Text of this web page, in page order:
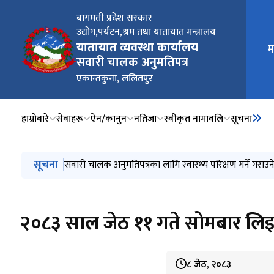
बागमती प्रदेश सरकार
उद्योग,पर्यटन,श्रम तथा यातायात मन्त्रालय
यातायात व्यवस्था कार्यालय
सवारी चालक अनुमतिपत्र
एकान्तकुना, ललितपुर
मुख्य
हाम्रोबारे सेवाहरू ऐन/कानुन नतिजा स्वीकृत नामावलि सूचना
मुख्य नेभिगेसनमा जानुहोस्
सूचना सवारी चालक अनुमतिपत्रका लागि स्वास्थ्य परिक्षण गर्ने
नयाँ EDLVRS प्रणाली मार्फत आंशिक रुपमा सेवा प्रवाह
सवारी चालक अनुमतीपत्र वितरण सम्बन्धी सुचना
सार्वजनिक अनुरोध सम्बन्धमा
२०८३ साल साउन ५ गते लिइने वर्ग (A) Trial परीक्षामा
२०८३ साल जेठ ११ गते सोमबार
८ जेठ, २०८३